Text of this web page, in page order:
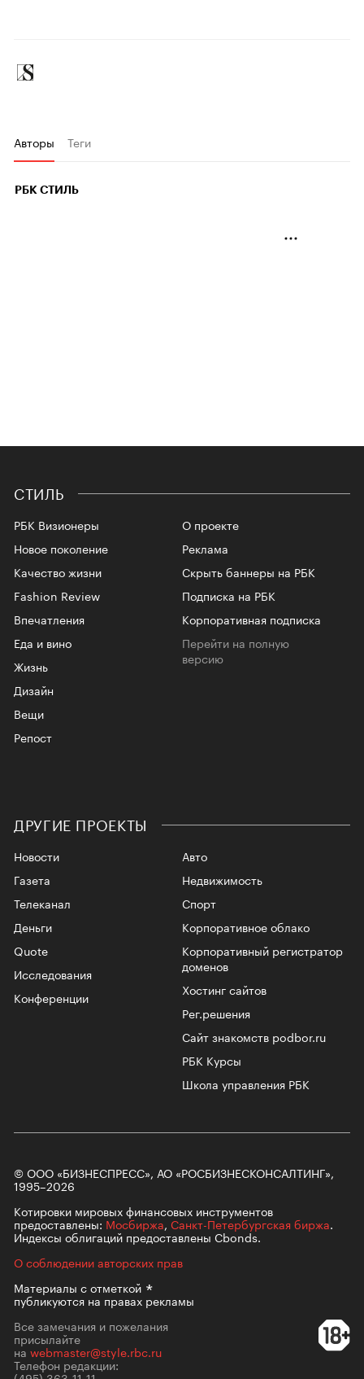
Авторы Теги
РБК СТИЛЬ
СТИЛЬ
РБК Визионеры
Новое поколение
Качество жизни
Fashion Review
Впечатления
Еда и вино
Жизнь
Дизайн
Вещи
Репост
О проекте
Реклама
Скрыть баннеры на РБК
Подписка на РБК
Корпоративная подписка
Перейти на полную
версию
ДРУГИЕ ПРОЕКТЫ
Новости
Газета
Телеканал
Авто
Недвижимость
Спорт
Корпоративное облако
Корпоративный регистратор
доменов
Хостинг сайтов
Рег.решения
Сайт знакомств podbor.ru
РБК Курсы
Школа управления РБК
Деньги
Quote
Исследования
Конференции
© ООО «БИЗНЕСПРЕСС», АО «РОСБИЗНЕСКОНСАЛТИНГ»,
1995–2026
Котировки мировых финансовых инструментов
предоставлены: Мосбиржа, Санкт-Петербургская биржа.
Индексы облигаций предоставлены Cbonds.
О соблюдении авторских прав
Материалы сотметкой
публикуются на правах рекламы
Все замечания и пожелания
присылайте
на webmaster@style.rbc.ru
Телефон редакции: